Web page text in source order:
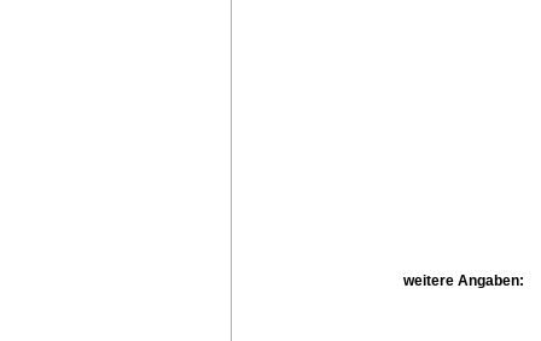
weitere Angaben: